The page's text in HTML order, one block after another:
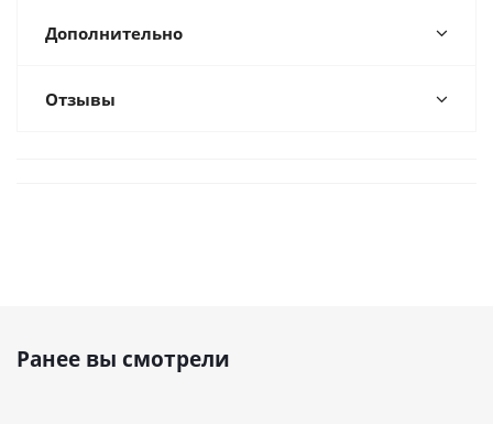
Дополнительно
Отзывы
Ранее вы смотрели